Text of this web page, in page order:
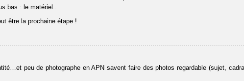
bas : le matériel..
être la prochaine étape !
peu de photographe en APN savent faire des photos regardable (sujet,